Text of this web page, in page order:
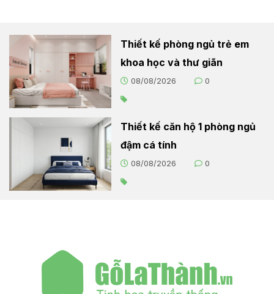
Thiết kế phòng ngủ trẻ em
khoa học và thư giãn
08/08/2026 0
Thiết kế căn hộ 1 phòng ngủ
đậm cá tính
08/08/2026 0